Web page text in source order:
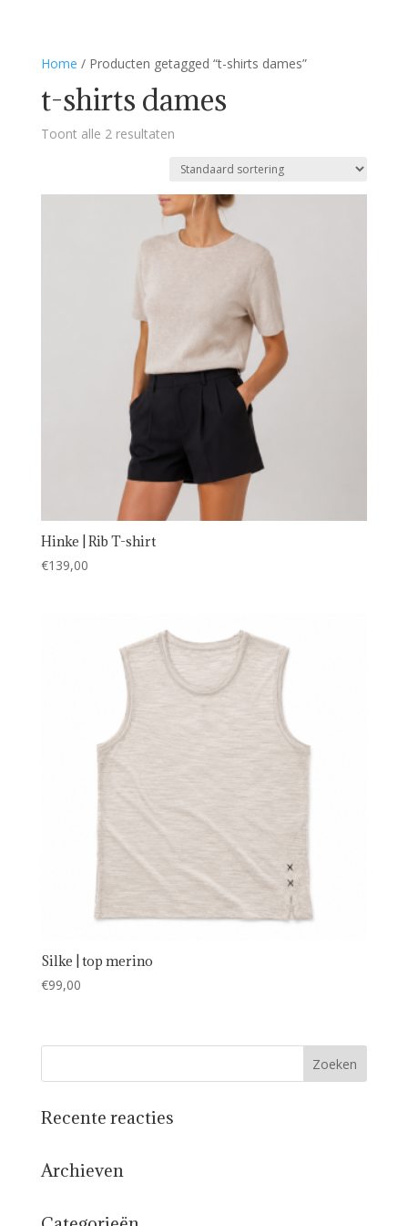
Home / Producten getagged “t-shirts dames”
t-shirts dames
Toont alle 2 resultaten
Hinke | Rib T-shirt
€139,00
Silke | top merino
€99,00
Recente reacties
Archieven